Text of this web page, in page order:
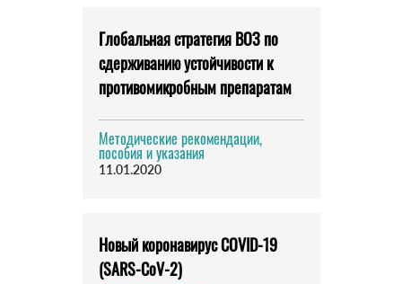
Глобальная стратегия ВОЗ по
сдерживанию устойчивости к
противомикробным препаратам
Методические рекомендации,
пособия и указания
11.01.2020
Новый коронавирус COVID-19
(SARS-CoV-2)